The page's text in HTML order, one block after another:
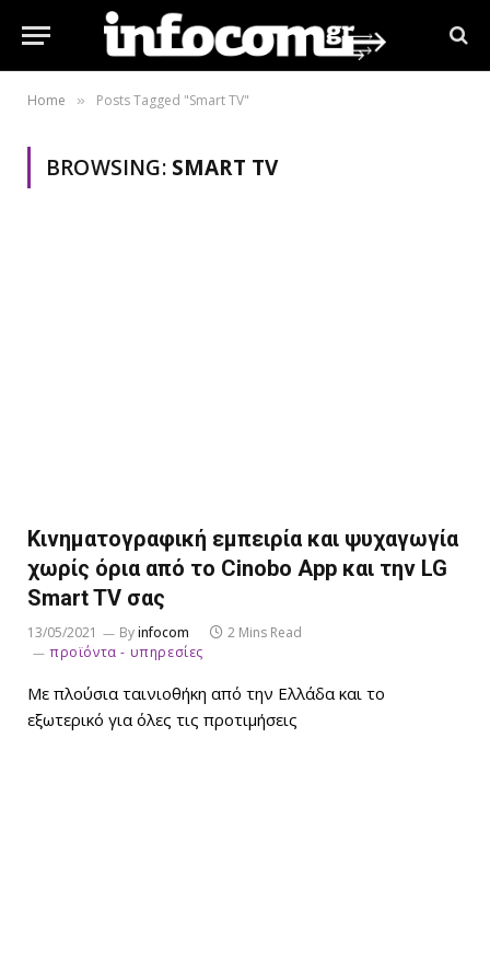
Home » Posts Tagged "Smart TV"
BROWSING: SMART TV
Kινηματογραφική εμπειρία και ψυχαγωγία
χωρίς όρια από το Cinobo App και την LG
Smart TV σας
13/05/2021 Byinfocom
2 Mins Read
προϊόντα - υπηρεσίες
Mε πλούσια ταινιοθήκη από την Ελλάδα και το
εξωτερικό για όλες τις προτιμήσεις